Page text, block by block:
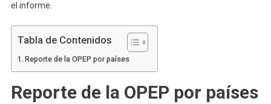
el informe.
Tabla de Contenidos
Reporte de la OPEP por países
Reporte de la OPEP por países